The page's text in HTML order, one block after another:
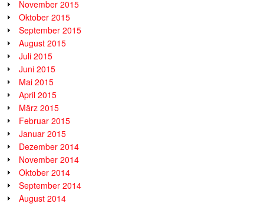
November 2015
Oktober 2015
September 2015
August 2015
Juli 2015
Juni 2015
Mai 2015
April 2015
März 2015
Februar 2015
Januar 2015
Dezember 2014
November 2014
Oktober 2014
September 2014
August 2014